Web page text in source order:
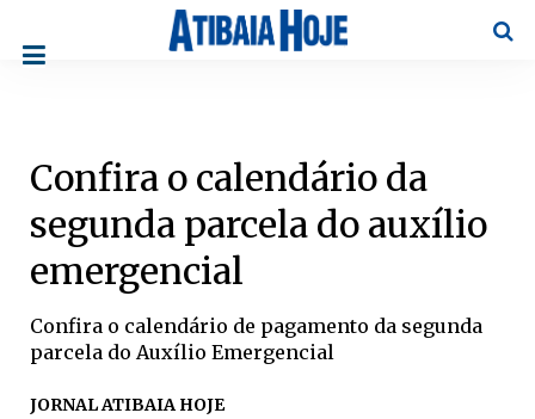
Confira o calendário da
segunda parcela do auxílio
emergencial
Confira o calendário de pagamento da segunda
parcela do Auxílio Emergencial
JORNAL ATIBAIA HOJE